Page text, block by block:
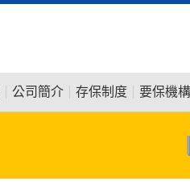
公司簡介 存保制度 要保機構